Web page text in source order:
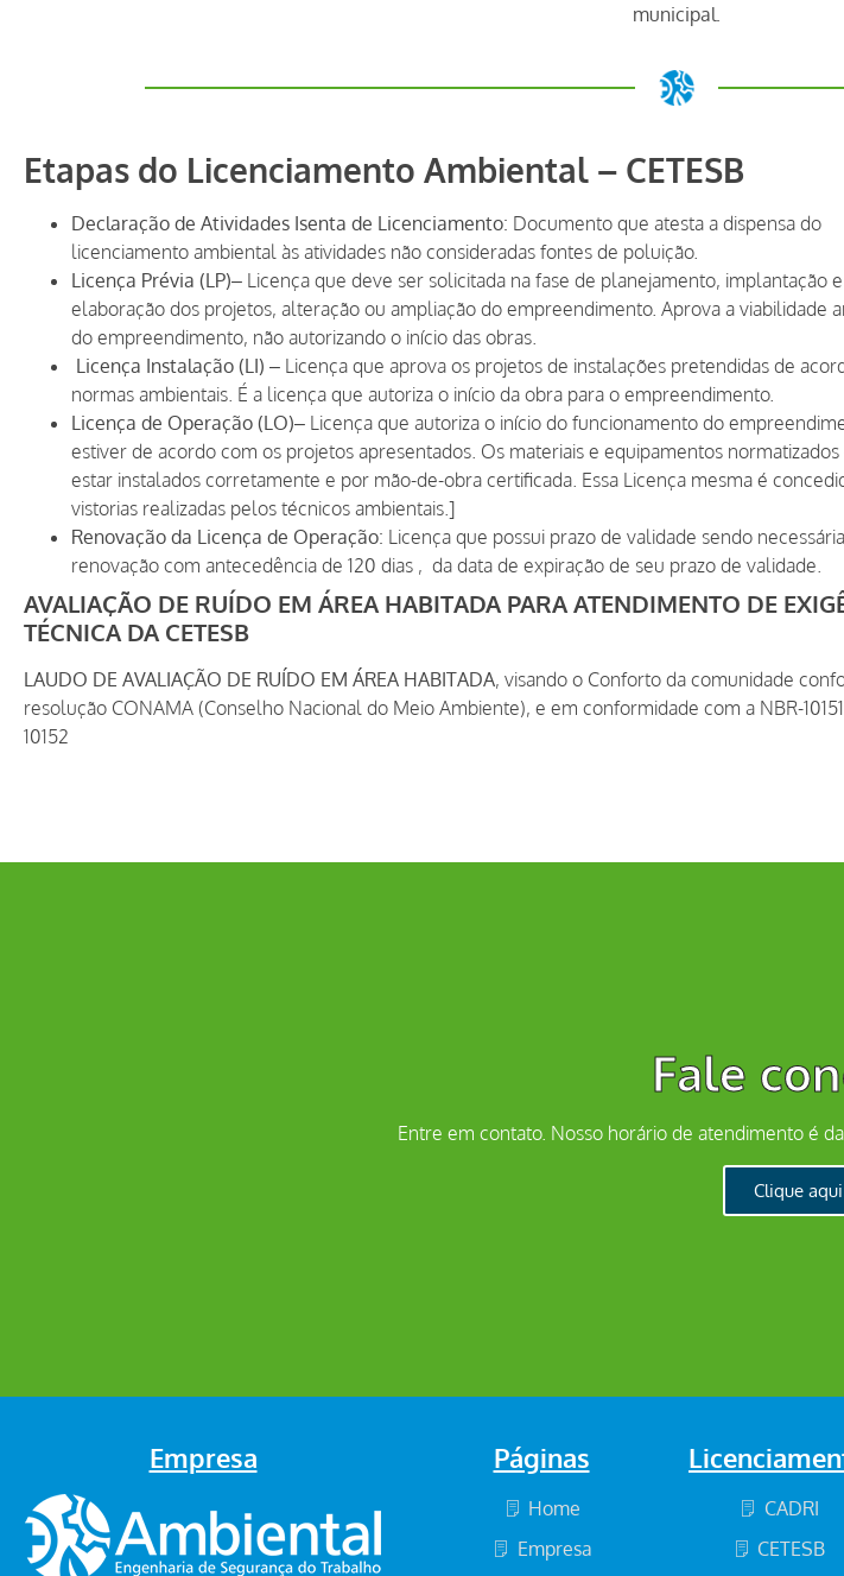
municipal.
Etapas do Licenciamento Ambiental – CETESB
Declaração de Atividades Isenta de Licenciamento: Documento que atesta a dispensa do
licenciamento ambiental às atividades não consideradas fontes de poluição.
Licença Prévia (LP)– Licença que deve ser solicitada na fase de planejamento, implantação e
elaboração dos projetos, alteração ou ampliação do empreendimento. Aprova a viabilidade
do empreendimento, não autorizando o início das obras.
Licença Instalação (LI) – Licença que aprova os projetos de instalações pretendidas de
normas ambientais. É a licença que autoriza o início da obra para o empreendimento.
Licença de Operação (LO)– Licença que autoriza o início do funcionamento do
estiver de acordo com os projetos apresentados. Os materiais e equipamentos
estar instalados corretamente e por mão-de-obra certificada. Essa Licença mesma é
vistorias realizadas pelos técnicos ambientais.]
Renovação da Licença de Operação: Licença que possui prazo de validade sendo
renovação com antecedência de 120 dias , da data de expiração de seu prazo de validade.
AVALIAÇÃO DE RUÍDO EM ÁREA HABITADA PARA ATENDIMENTO DE
TÉCNICA DA CETESB
LAUDO DE AVALIAÇÃO DE RUÍDO EM ÁREA HABITADA, visando o Conforto da comunidade
resolução CONAMA (Conselho Nacional do Meio Ambiente), e em conformidade com a NBR-
10152
Fale
Entre em contato. Nosso horário de atendimento é
Clique aqui
Empresa Páginas
Home
Empresa
CADRI
CETESB